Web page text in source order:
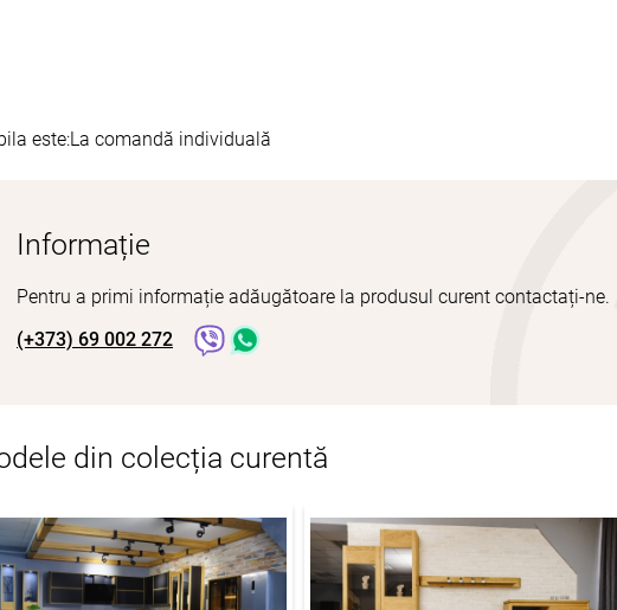
este:La comandă individuală
Informație
Pentru a primi informație adăugătoare la produsul curent contactați-ne.
(+373) 69 002 272
din colecția curentă